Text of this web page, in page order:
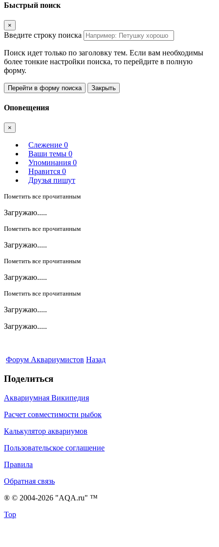
Быстрый поиск
×
Введите строку поиска
Поиск идет только по заголовку тем. Если вам необходимы
более тонкие настройки поиска, то перейдите в полную
форму.
Перейти в форму поиска Закрыть
Оповещения
×
Слежение 0
Ваши темы 0
Упоминания 0
Нравится 0
Друзья пишут
Пометить все прочитанным
Загружаю.....
Пометить все прочитанным
Загружаю.....
Пометить все прочитанным
Загружаю.....
Пометить все прочитанным
Загружаю.....
Загружаю.....
Форум Аквариумистов Назад
Поделиться
Аквариумная Википедия
Расчет совместимости рыбок
Калькулятор аквариумов
Пользовательское соглашение
Правила
Обратная связь
® © 2004-2026 "AQA.ru" ™
Top